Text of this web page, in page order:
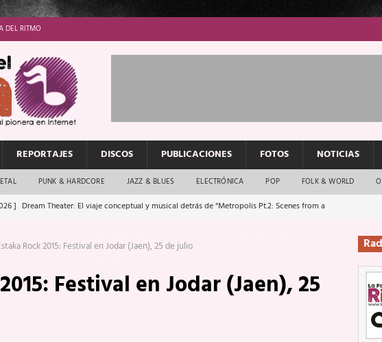
DEL RITMO
REPORTAJES DISCOS PUBLICACIONES FOTOS NOTICIAS
PUNK & HARDCORE JAZZ & BLUES ELECTRÓNICA POP FOLK & WORLD
] Dream Theater: El viaje conceptual y musical detrás de “Metropolis Pt.2: Scenes from a
] Vamos Con Todo: El rock urbano sigue en buenas manos
] Ave Exsilyum, los que van a escucharte te saludan
ENTREVISTAS
REPORTAJES
Rock 2015: Festival en Jodar (Jaen), 25 de julio
Festival en Jodar (Jaen), 25